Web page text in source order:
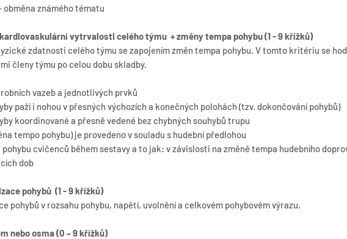
známého tématu
vytrvalosti celého týmu + změny tempa pohybu (1 - 9 křížků)
zdatnosti celého týmu se zapojením změn tempa pohybu. V tomto kritériu se
členy týmu po celou dobu skladby.
vazeb a jednotlivých prvků
paží i nohou v přesných výchozích a konečných polohách (tzv. dokončování pohybů)
koordinované a přesně vedené bez chybných souhybů trupu
tempo pohybu) je provedeno v souladu s hudební předlohou
cvičenců během sestavy a to jak: v závislosti na změně tempa hudebního
dob
pohybů (1 - 9 křížků)
pohybů v rozsahu pohybu, napětí, uvolnění a celkovém pohybovém výrazu.
nebo osma (0 – 9 křížků)